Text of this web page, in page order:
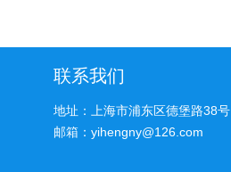
联系我们
地址：上海市浦东区德堡路38号
邮箱：yihengny@126.com